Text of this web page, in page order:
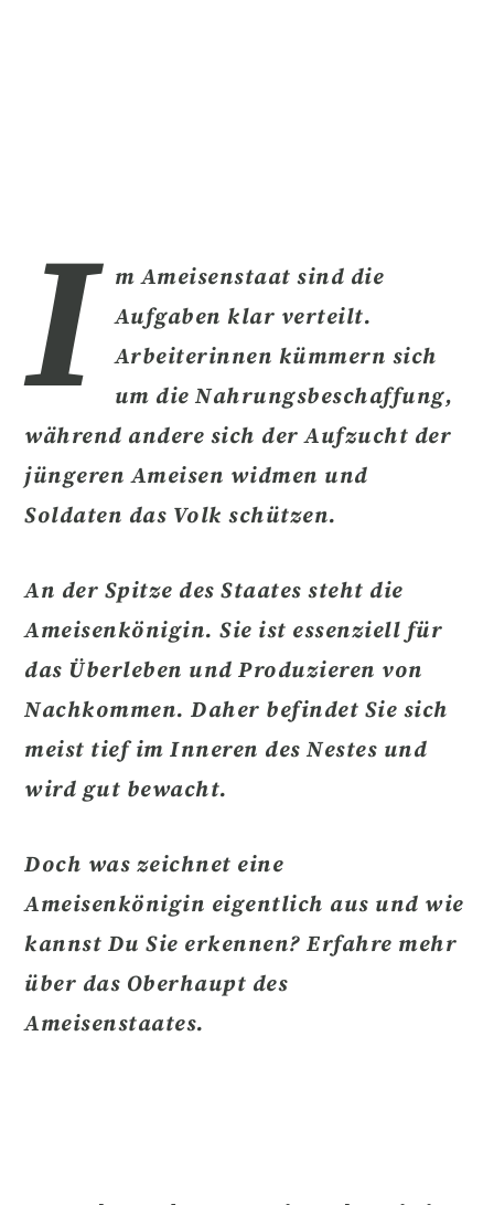
I
m Ameisenstaat sind die
Aufgaben klar verteilt.
Arbeiterinnen kümmern sich
um die Nahrungsbeschaffung,
während andere sich der Aufzucht der
jüngeren Ameisen widmen und
Soldaten das Volk schützen.
An der Spitze des Staates steht die
Ameisenkönigin. Sie ist essenziell für
das Überleben und Produzieren von
Nachkommen. Daher befindet Sie sich
meist tief im Inneren des Nestes und
wird gut bewacht.
Doch was zeichnet eine
Ameisenkönigin eigentlich aus und wie
kannst Du Sie erkennen? Erfahre mehr
über das Oberhaupt des
Ameisenstaates.